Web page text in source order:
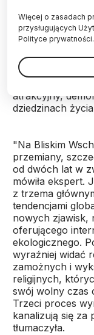
Islam i
Górak-
Uniwersytetu
islam może być
atrakcyjny,
dziedzinach
"Na Bliskim
przemiany,
od dwóch lat w
mówiła ekspert.
z trzema
tendencjami
nowych zjawisk,
oferującego
ekologicznego.
wyraźniej widać
zamożnych i
religijnych,
swój wolny czas
Trzeci proces
kanalizują się
tłumaczyła.
Więcej o zasadach
przysługujących
Polityce prywatności.